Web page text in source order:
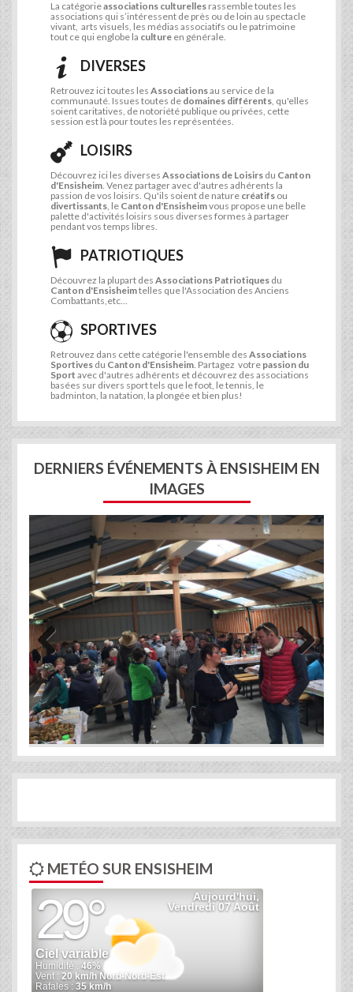
La catégorieassociations culturelles rassemble toutes les
associations qui s’intéressent de près ou de loin au spectacle
vivant, arts visuels, les médias associatifs ou le patrimoine
tout ce qui englobe la culture en générale.
DIVERSES
Retrouvez ici toutes les Associationsau service de la
communauté. Issues toutes de domaines différents , qu'elles
soient caritatives, de notoriété publique ou privées, cette
session est là pour toutes les représentées.
LOISIRS
Découvrez ici les diverses Associations de Loisirs du Canton
d'Ensisheim . Venez partager avec d'autres adhérents la
passion de vos loisirs. Qu'ils soient de nature créatifs ou
divertissants , le Canton d'Ensisheimvous propose une belle
palette d'activités loisirs sous diverses formes à partager
pendant vos temps libres.
PATRIOTIQUES
Découvrez la plupart des Associations Patriotiques du
Canton d'Ensisheimtelles que l'Association des Anciens
Combattants,etc...
SPORTIVES
Retrouvez dans cette catégorie l'ensemble des Associations
Sportives du Canton d'Ensisheim . Partagez votre passion du
Sport avec d'autres adhérents et découvrez des associations
basées sur divers sport tels que le foot, le tennis, le
badminton, la natation, la plongée et bien plus!
DERNIERS ÉVÉNEMENTS À ENSISHEIM EN
IMAGES
Previous Next
METÉO SUR ENSISHEIM